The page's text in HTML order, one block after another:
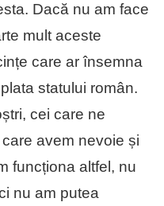
Dacă nu am face
mult aceste
care ar însemna
statului român.
cei care ne
avem nevoie și
funcționa altfel, nu
nu am putea